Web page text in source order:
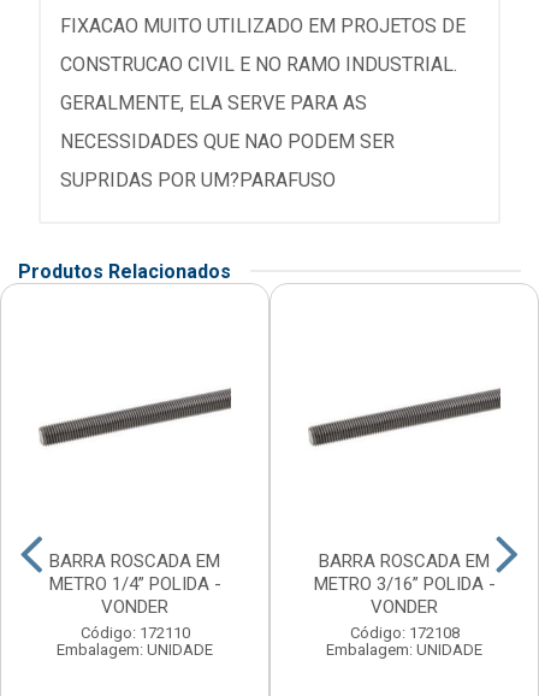
FIXACAO MUITO UTILIZADO EM PROJETOS DE
CONSTRUCAO CIVIL E NO RAMO INDUSTRIAL.
GERALMENTE, ELA SERVE PARA AS
NECESSIDADES QUE NAO PODEM SER
SUPRIDAS POR UM?PARAFUSO
Produtos Relacionados
BARRA ROSCADA EM
METRO 1/4” POLIDA -
VONDER
Código: 172110
Embalagem: UNIDADE
BARRA ROSCADA EM
METRO 3/16” POLIDA -
VONDER
Código: 172108
Embalagem: UNIDADE